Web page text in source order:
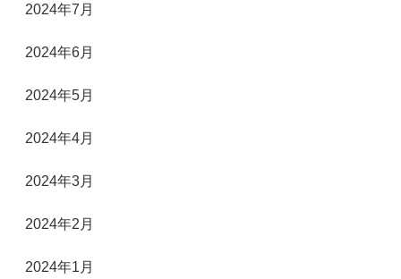
2024年7月
2024年6月
2024年5月
2024年4月
2024年3月
2024年2月
2024年1月